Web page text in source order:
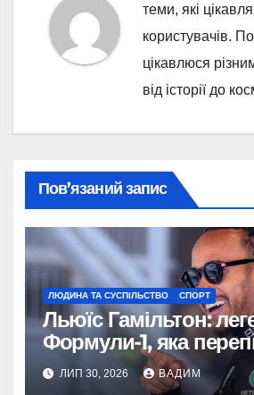
теми, які
користувачів.
цікавлюся
від історії до
Пов’язаний запис
ЛЮДИНА ТА СУСПІЛЬСТВО СПОРТ
Льюїс Гамільтон:
Формули-1, яка
історію спорту
ЛИП 30, 2026 ВАДИМ